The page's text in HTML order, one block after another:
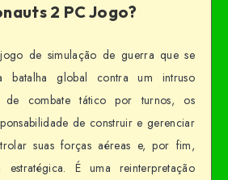
2 PC Jogo?
de simulação de guerra que se
batalha global contra um intruso
de combate tático por turnos, os
de construir e gerenciar
suas forças aéreas e, por fim,
É uma reinterpretação